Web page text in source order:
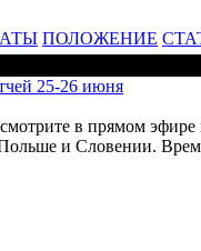
ПОЛОЖЕНИЕ
25-26 июня
в прямом
и Словении.